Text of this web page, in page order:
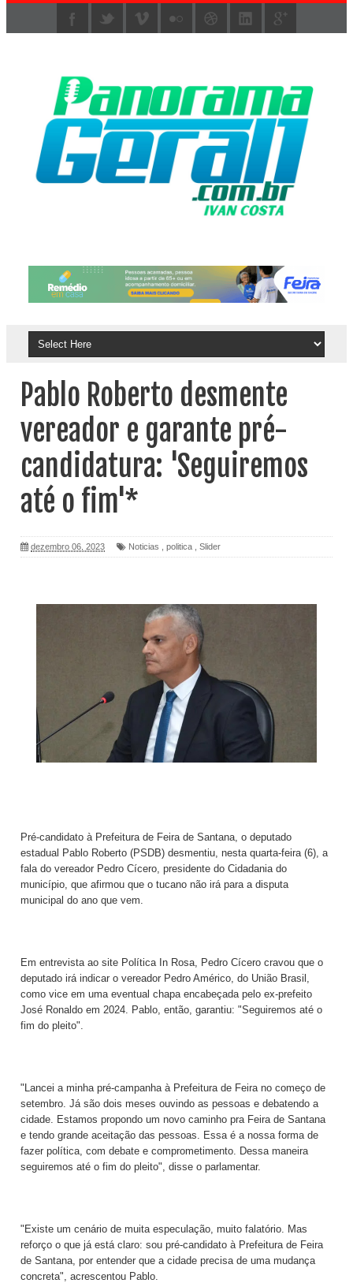
Pablo Roberto desmente
vereador e garante pré-
candidatura: 'Seguiremos
até o fim'*
dezembro 06, 2023 Noticias politica Slider
Pré-candidato à Prefeitura de Feira de Santana, o deputado
estadual Pablo Roberto (PSDB) desmentiu, nesta quarta-feira (6), a
fala do vereador Pedro Cícero, presidente do Cidadania do
município, que afirmou que o tucano não irá para a disputa
municipal do ano que vem.
Em entrevista ao site Política In Rosa, Pedro Cícero cravou que o
deputado irá indicar o vereador Pedro Américo, do União Brasil,
como vice em uma eventual chapa encabeçada pelo ex-prefeito
José Ronaldo em 2024. Pablo, então, garantiu: "Seguiremos até o
fim do pleito".
"Lancei a minha pré-campanha à Prefeitura de Feira no começo de
setembro. Já são dois meses ouvindo as pessoas e debatendo a
cidade. Estamos propondo um novo caminho pra Feira de Santana
e tendo grande aceitação das pessoas. Essa é a nossa forma de
fazer política, com debate e comprometimento. Dessa maneira
seguiremos até o fim do pleito", disse o parlamentar.
"Existe um cenário de muita especulação, muito falatório. Mas
reforço o que já está claro: sou pré-candidato à Prefeitura de Feira
de Santana, por entender que a cidade precisa de uma mudança
concreta", acrescentou Pablo.